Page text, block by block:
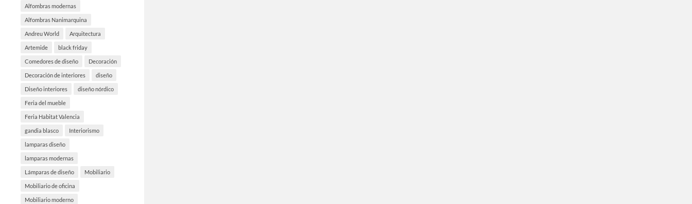
Alfombras modernas
Alfombras Nanimarquina
Andreu World Arquitectura
Artemide black friday
Comedores de diseño Decoración
Decoración de interiores diseño
Diseño interiores diseño nórdico
Feria del mueble
Feria Habitat Valencia
gandia blasco Interiorismo
lamparas diseño
lamparas modernas
Lámparas de diseño Mobiliario
Mobiliario de oficina
Mobiliario moderno